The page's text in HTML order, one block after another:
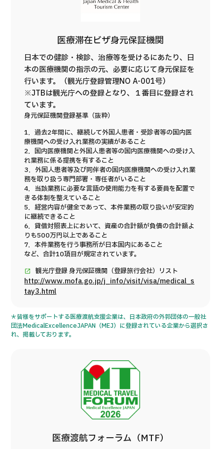
医療滞在ビザ身元保証機関
日本での健診・検診、治療等を受けるにあたり、日
本の医療機関の指示の元、必要に応じて身元保証を
行います。（観光庁登録管理NO A-001号）
※JTBは観光庁への登録となり、１番目に登録され
ています。
身元保証機関登録基準（抜粋）
1．過去2年間に、継続して外国人患者・受診者等の国内医
療機関への受け入れ業務の実績があること
2．国内医療機関と外国人患者等の国内医療機関への受け入
れ業務に係る提携を有すること
3．外国人患者等及び同伴者の国内医療機関への受け入れ業
務を取り扱う専門部署・専任者がいること
4．当該業務に必要な言語の使用能力を有する要員を配置で
きる体制を整えていること
5．経営内容が健全であって、本件業務の取り扱いが安定的
に継続できること
6．貸借対照表上において、資産の合計額が負債の合計額よ
りも500万円以上であること
7．本件業務を行う事務所が日本国内にあること
など、合計10項目が規定されています。
観光庁登録 身元保証機関（登録旅行会社）リスト
http://www.mofa.go.jp/j_info/visit/visa/medical_s
tay3.html
＊皆様をサポートする医療渡航支援企業は、日本政府の外郭団体の一般社
団法MedicalExcellenceJAPAN（MEJ）に登録されている企業から選択さ
れ、掲載しております。
医療渡航フォーラム（MTF）